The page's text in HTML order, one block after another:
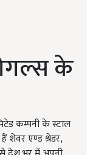
के
कम्पनी के स्टाल
शेवर एण्ड श्रेडर,